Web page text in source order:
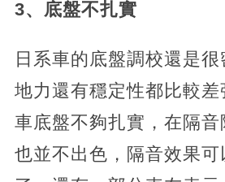
3、底盤不扎實
日系車的底盤調校還是
地力還有穩定性都比較
車底盤不夠扎實，在隔音
也並不出色，隔音效果